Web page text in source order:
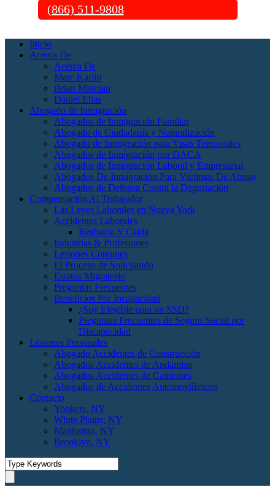
(866) 511-9808
Inicio
Acerca De
Acerca De
Marc Karlin
Brian Mittman
Daniel Elias
Abogado de Inmigración
Abogados de Inmigración Familiar
Abogado de Ciudadanía y Naturalización
Abogado de Inmigración para Visas Temporales
Abogados de Inmigración por DACA
Abogados de Inmigración Laboral y Empresarial
Abogados De Inmigración Para Víctimas De Abuso
Abogados de Defensa Contra la Deportación
Compensación Al Trabajador
Las Leyes Laborales en Nueva York
Accidentes Laborales
Resbalón Y Caída
Industrias & Profesiones
Lesiones Comunes
El Proceso de Solicitando
Estatus Migratorio
Preguntas Frecuentes
Beneficios Por Incapacidad
¿Soy Elegible para un SSD?
Preguntas Frecuentes de Seguro Social por
Discapacidad
Lesiones Personales
Abogado Accidentes de Construcción
Abogados Accidentes de Andamios
Abogados Accidentes de Camiones
Abogados de Accidentes Automovilísticos
Contacto
Yonkers, NY
White Plains, NY
Manhattan, NY
Brooklyn, NY